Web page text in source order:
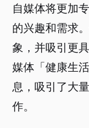
自媒体将更加
的兴趣和需求
象，并吸引更
媒体「健康生
息，吸引了大
作。